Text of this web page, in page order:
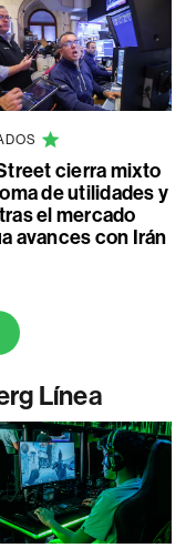
cierra mixto
de utilidades y
el mercado
avances con Irán
Línea